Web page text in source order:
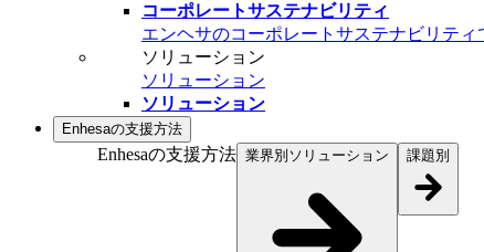
コーポレートサステナビリティ
エンヘサのコーポレートサステナビリテ
ソリューション
ソリューション
ソリューション
Enhesaの支援方法
Enhesaの支援方法 業界別ソリューション 課題別